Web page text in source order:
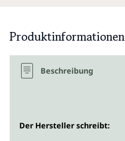
Produktinformationen
Beschreibung
Der Hersteller schreibt: